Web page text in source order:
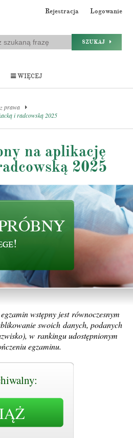
Rejestracja Logowanie
SZUKAJ
WIĘCEJ
prawa
i radcowską 2025
na aplikację
2025
wstępny jest równoczesnym
swoich danych, podanych
w rankingu udostępnionym
egzaminu.